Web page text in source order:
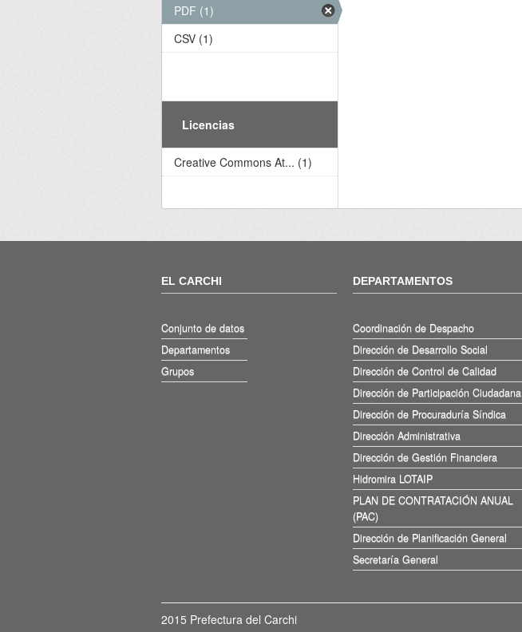
PDF (1)
CSV (1)
Licencias
Creative Commons At... (1)
EL CARCHI
Conjunto de datos
Departamentos
Grupos
DEPARTAMENTOS
Coordinación de Despacho
Dirección de Desarrollo Social
Dirección de Control de Calidad
Dirección de Participación Ciudadana
Dirección de Procuraduría Síndica
Dirección Administrativa
Dirección de Gestión Financiera
Hidromira LOTAIP
PLAN DE CONTRATACIÓN ANUAL
(PAC)
Dirección de Planificación General
Secretaría General
2015 Prefectura del Carchi